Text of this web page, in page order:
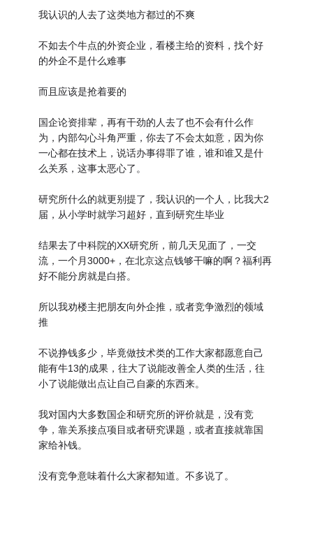
我认识的人去了这类地方都过的不爽
不如去个牛点的外资企业，看楼主给的资料，找个好
的外企不是什么难事
而且应该是抢着要的
国企论资排辈，再有干劲的人去了也不会有什么作
为，内部勾心斗角严重，你去了不会太如意，因为你
一心都在技术上，说话办事得罪了谁，谁和谁又是什
么关系，这事太恶心了。
研究所什么的就更别提了，我认识的一个人，比我大2
届，从小学时就学习超好，直到研究生毕业
结果去了中科院的XX研究所，前几天见面了，一交
流，一个月3000+，在北京这点钱够干嘛的啊？福利再
好不能分房就是白搭。
所以我劝楼主把朋友向外企推，或者竞争激烈的领域
推
不说挣钱多少，毕竟做技术类的工作大家都愿意自己
能有牛13的成果，往大了说能改善全人类的生活，往
小了说能做出点让自己自豪的东西来。
我对国内大多数国企和研究所的评价就是，没有竞
争，靠关系接点项目或者研究课题，或者直接就靠国
家给补钱。
没有竞争意味着什么大家都知道。不多说了。